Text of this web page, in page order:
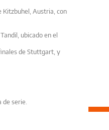
Kitzbuhel, Austria, con
ubicado en el
de Stuttgart, y
serie.